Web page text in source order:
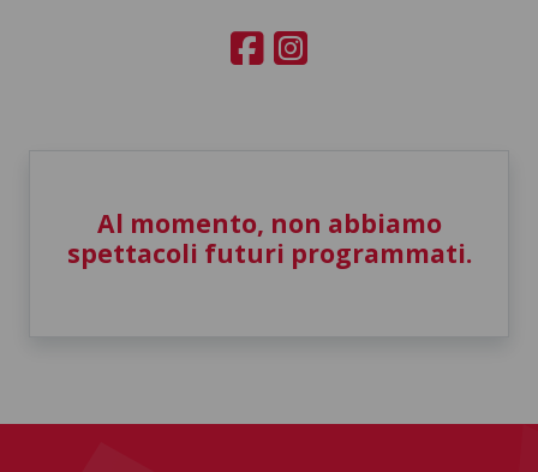
Al momento, non abbiamo
spettacoli futuri programmati.